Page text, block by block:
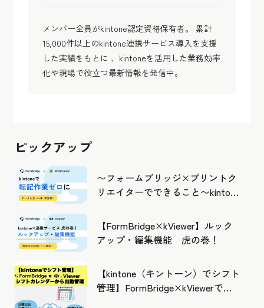
メンバー全員がkintone認定資格保有者。 累計
15,000件以上のkintone連携サービス導入を支援
した実績をもとに 、kintoneを活用した業務効率
化や現場で役立つ最新情報を発信中。
ピックアップ
〜フォームブリッジ×プリントク
リエイターでできること〜kintone
【FormBridge×kViewer】ルック
アップ・編集機能 虎の巻！
【kintone（キントーン）でシフト
管理】FormBridge×kViewerで作